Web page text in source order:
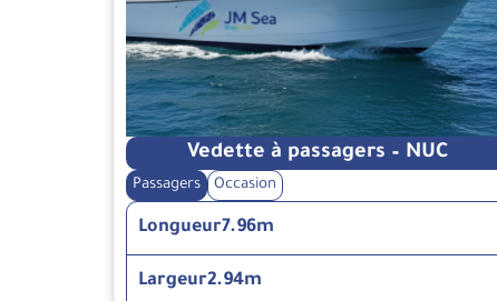
Vedette à passagers – NUC
Passagers Occasion
Longueur7.96m
Largeur2.94m